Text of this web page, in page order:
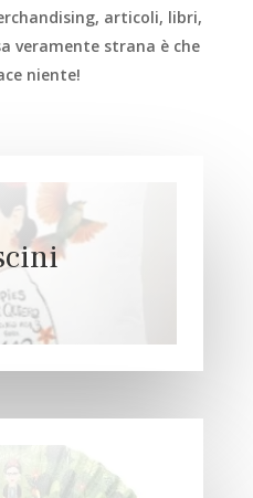
articoli, libri,
veramente strana è che
niente!